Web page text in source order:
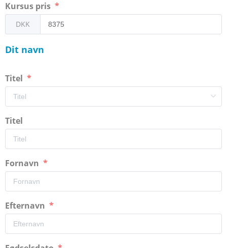
Kursus pris
DKK
Dit navn
Titel
Titel
Fornavn
Efternavn